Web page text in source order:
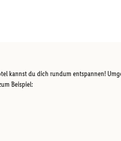
kannst du dich rundum entspannen!
Beispiel: